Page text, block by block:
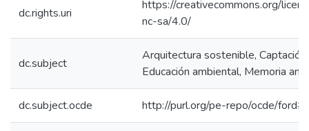
dc.rights.uri
https://creativecommons.org/
nc-sa/4.0/
dc.subject
Arquitectura sostenible, Captación
Educación ambiental, Memoria
dc.subject.ocde http://purl.org/pe-repo/ocde/